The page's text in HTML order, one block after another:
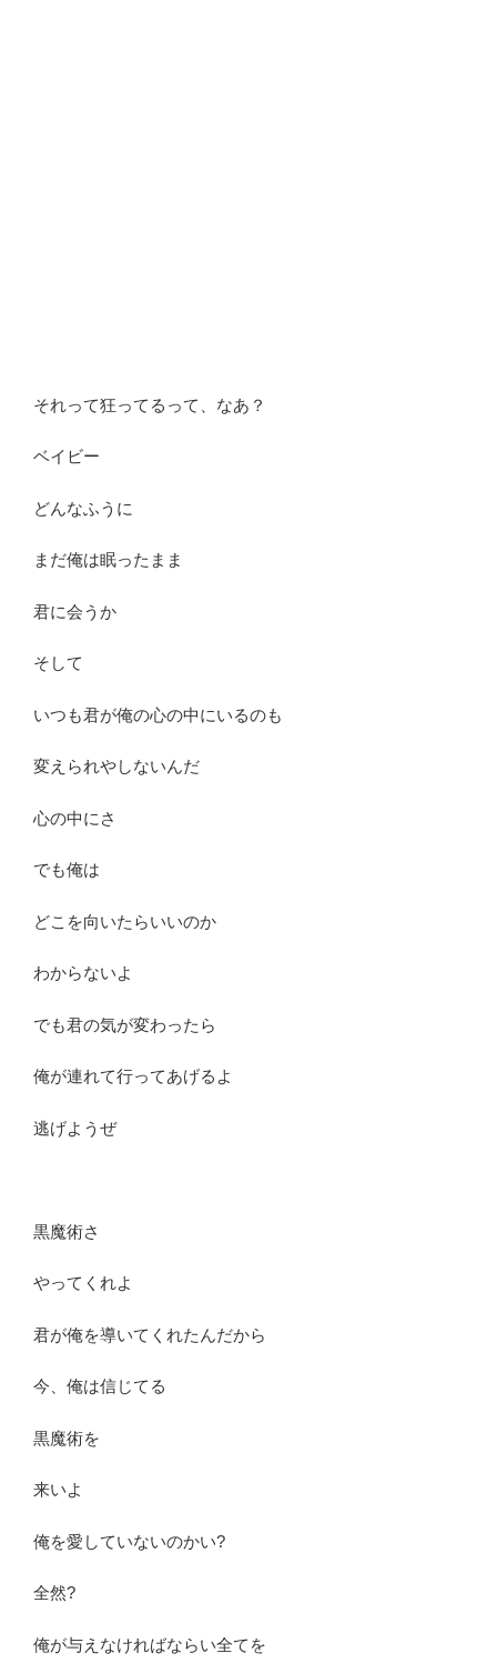
それって狂ってるって、なあ？
ベイビー
どんなふうに
まだ俺は眠ったまま
君に会うか
そして
いつも君が俺の心の中にいるのも
変えられやしないんだ
心の中にさ
でも俺は
どこを向いたらいいのか
わからないよ
でも君の気が変わったら
俺が連れて行ってあげるよ
逃げようぜ
黒魔術さ
やってくれよ
君が俺を導いてくれたんだから
今、俺は信じてる
黒魔術を
来いよ
俺を愛していないのかい?
全然?
俺が与えなければならい全てを